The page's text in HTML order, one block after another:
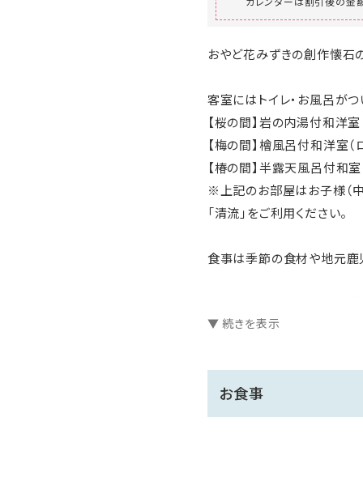
おやど花みずきの創作懐石
客室にはトイレ・お風呂がつ
【桜の間】岩の内湯付和洋室
【梅の間】檜風呂付和洋室（
【椿の間】半露天風呂付和室
※上記のお部屋はお子様（中
「清流」をご利用ください。
食事は季節の食材や地元鹿
なっております。
お料理の内容は季節や仕入
朝・夕ともに個室お食事処
▼ 続きを表示
お食事